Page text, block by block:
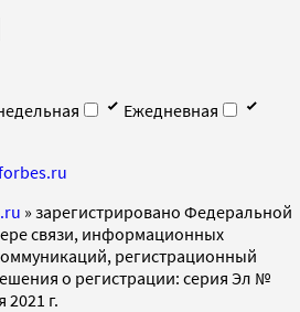
Ежедневная
» зарегистрировано Федеральной
связи, информационных
регистрационный
о регистрации: серия Эл №
г.